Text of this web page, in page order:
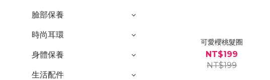
臉部保養
時尚耳環
身體保養
生活配件
可愛櫻桃髮圈
NT$199
NT$199